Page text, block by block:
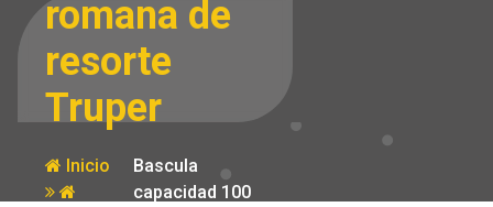
romana de
resorte
Truper
Inicio
Bascula
capacidad 100